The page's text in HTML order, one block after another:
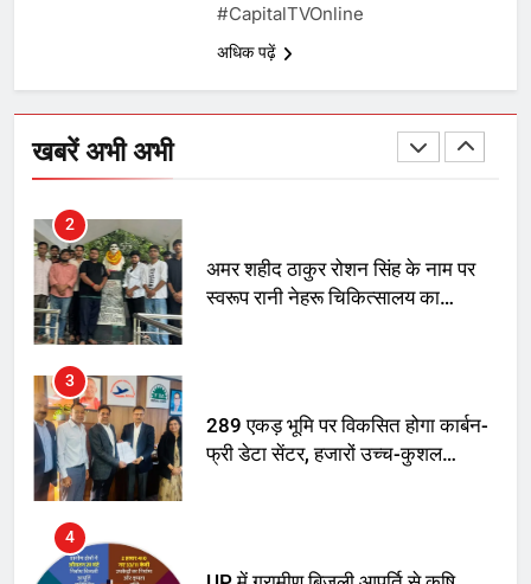
#CapitalTVOnline
अधिक पढ़ें
खबरें अभी अभी
तय किए
SRN अस्पताल का नाम अमर शहीद ठाकुर
रोशन सिंह के नाम पर करने की मांग तेज
2
अमर शहीद ठाकुर रोशन सिंह के नाम पर
स्वरूप रानी नेहरू चिकित्सालय का
3
289 एकड़ भूमि पर विकसित होगा कार्बन-
फ्री डेटा सेंटर, हजारों उच्च-कुशल
4